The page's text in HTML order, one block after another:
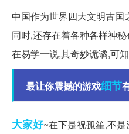
中国作为世界四大文明古
同时,还存在着各种各样神
在易学一说,其奇妙诡谲,可
最让你震撼的游戏细节
大家好~在下是祝孤笙,不